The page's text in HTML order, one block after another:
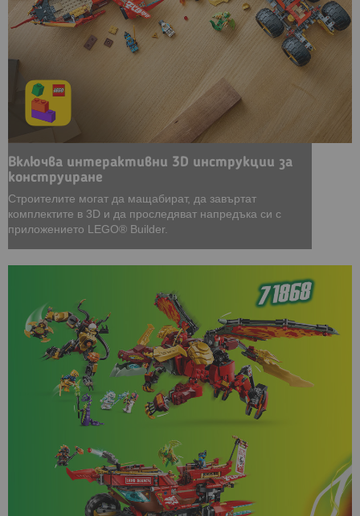
Включва интерактивни 3D инструкции за
конструиране
Строителите могат да мащабират, да завъртат
комплектите в 3D и да проследяват напредъка си с
приложението LEGO® Builder.